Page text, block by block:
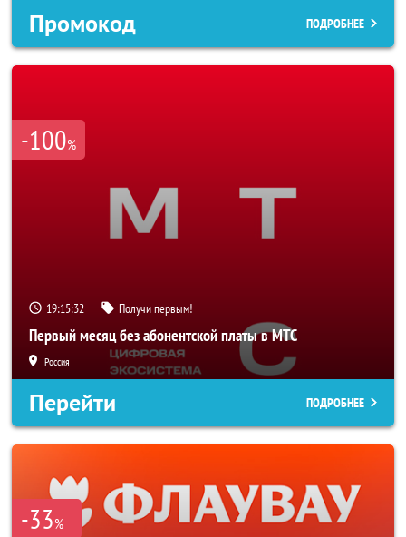
Промокод ПОДРОБНЕЕ
-100%
19:15:29 Получи первым!
Первый месяц без абонентской платы в МТС
Россия
Перейти ПОДРОБНЕЕ
-33%